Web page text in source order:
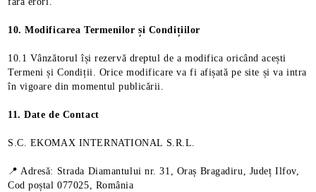
10. Modificarea Termenilor și Condițiilor
10.1 Vânzătorul își rezervă dreptul de a modifica oricând acești
Termeni și Condiții. Orice modificare va fi afișată pe site și va intra
în vigoare din momentul publicării.
11. Date de Contact
S.C. EKOMAX INTERNATIONAL S.R.L.
📍 Adresă: Strada Diamantului nr. 31, Oraș Bragadiru, Județ Ilfov,
Cod poștal 077025, România